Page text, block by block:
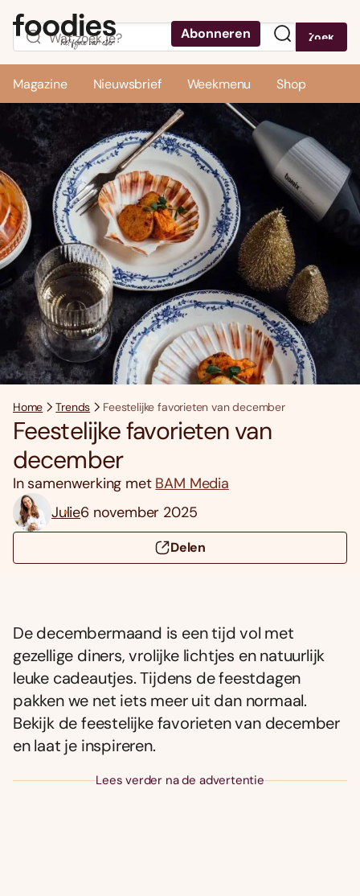
Abonneren Zoek
Magazine Nieuwsbrief Weekmenu Shop
Home Trends Feestelijke favorieten van december
Feestelijke favorieten van
december
In samenwerking met BAM Media
Julie6 november 2025
Delen
De decembermaand is een tijd vol met
gezellige diners, vrolijke lichtjes en natuurlijk
leuke cadeautjes. Tijdens de feestdagen
pakken we net iets meer uit dan normaal.
Bekijk de feestelijke favorieten van december
en laat je inspireren.
Lees verder na de advertentie